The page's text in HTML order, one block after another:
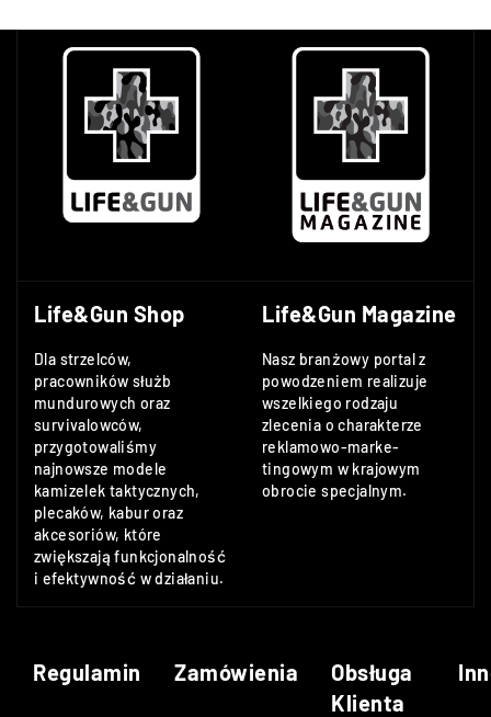
Life&Gun Shop
Dla strzelców,
pracowników służb
mundurowych oraz
survivalowców,
przygotowaliśmy
najnowsze modele
kamizelek taktycznych,
plecaków, kabur oraz
akcesoriów, które
zwiększają funkcjonalność
i efektywność w działaniu.
Life&Gun Magazine
Nasz branżowy portal z
powodzeniem realizuje
wszelkiego rodzaju
zlecenia o charakterze
reklamowo-marke-
tingowym w krajowym
obrocie specjalnym.
Regulamin Zamówienia
Obsługa
Klienta